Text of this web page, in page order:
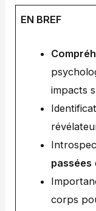
EN BREF
impacts
passées
corps